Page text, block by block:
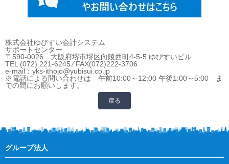
株式会社ゆびすい会計システム
サポートセンター
〒590-0026 大阪府堺市堺区向陵西町4-5-5 ゆびすいビル
TEL (072) 221-6245 ⁄ FAX(072)222-3706
e-mail：yks-ithojo@yubisui.co.jp
※電話による問い合わせは 午前10:00～12:00 午後1:00～5:00 ま
での間にお願いします。
戻る
グループ法人